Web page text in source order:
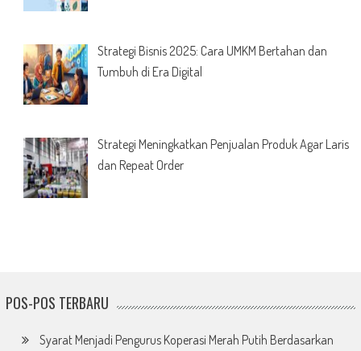
Strategi Bisnis 2025: Cara UMKM Bertahan dan
Tumbuh di Era Digital
Strategi Meningkatkan Penjualan Produk Agar Laris
dan Repeat Order
POS-POS TERBARU
Syarat Menjadi Pengurus Koperasi Merah Putih Berdasarkan